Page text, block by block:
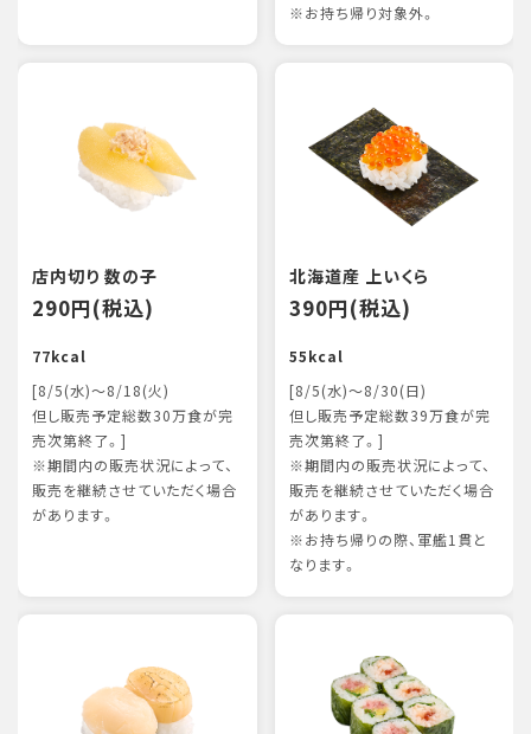
※お持ち帰り対象外。
店内切り 数の子
290円(税込)
77kcal
[8/5(水)～8/18(火)
但し販売予定総数30万食が完
売次第終了。]
※期間内の販売状況によって、
販売を継続させていただく場合
があります。
北海道産 上いくら
390円(税込)
55kcal
[8/5(水)～8/30(日)
但し販売予定総数39万食が完
売次第終了。]
※期間内の販売状況によって、
販売を継続させていただく場合
があります。
※お持ち帰りの際、軍艦1貫と
なります。